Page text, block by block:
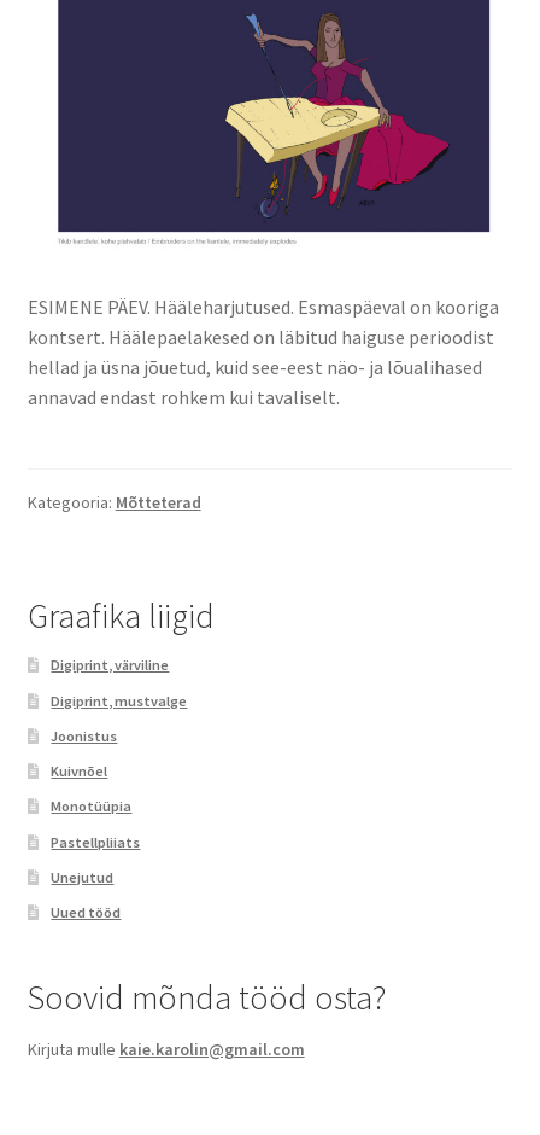
ESIMENE PÄEV. Hääleharjutused. Esmaspäeval on kooriga
kontsert. Häälepaelakesed on läbitud haiguse perioodist
hellad ja üsna jõuetud, kuid see-eest näo- ja lõualihased
annavad endast rohkem kui tavaliselt.
Kategooria: Mõtteterad
Graafika liigid
Digiprint, värviline​
Digiprint, mustvalge​
Joonistus
Kuivnõel
Monotüüpia​
Pastellpliiats
Unejutud​
Uued tööd​
Soovid mõnda tööd osta?
Kirjuta mulle kaie.karolin@gmail.com